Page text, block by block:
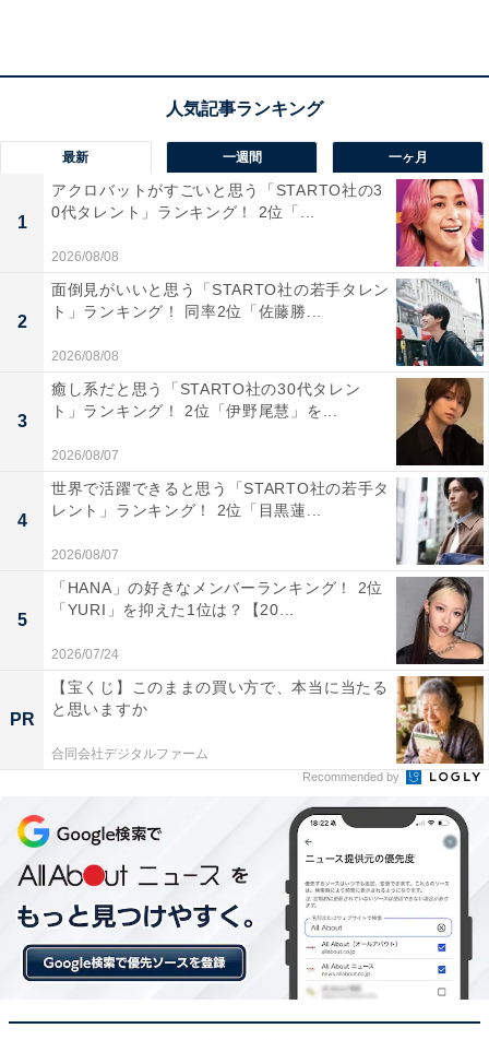
1位：赤目四十八滝／87票
三重県名張市にあるこの渓谷には、大小さまざまな滝が
連なり、その数は通称「四十八滝」と呼ばれています。
なかでも特に美しい五つの滝は「赤目五瀑」と称され、
不動滝・千手滝・布曳滝・荷担滝・琵琶滝がその代表で
す。赤目四十八滝は国の名勝にも指定されています。渓
谷沿いには遊歩道が整備されており、滝を巡りながら自
然を楽しめるハイキングコースとして親しまれていま
す。
回答者からは「滝が連続していて歩くだけで涼しく、観
光地ほど混まないので静かに自然を満喫できるから」
（30代女性／東京都）、「赤目四十八滝は、連続する大
小さまざまな滝と渓谷の美しさが際立つ三重県の代表的
な秘境で、長時間散策しても飽きない点が魅力で選びま
した。遊歩道を歩くごとに景色が変わり、深い山の中に
最新 一週間 一ヶ月
1
アクロバットがすごいと思う「STARTO社の3
0代タレント」ランキング！ 2位「...
2026/08/08
2
面倒見がいいと思う「STARTO社の若手タレン
ト」ランキング！ 同率2位「佐藤勝...
2026/08/08
3
癒し系だと思う「STARTO社の30代タレン
ト」ランキング！ 2位「伊野尾慧」を...
2026/08/07
4
世界で活躍できると思う「STARTO社の若手タ
レント」ランキング！ 2位「目黒蓮...
2026/08/07
5
「HANA」の好きなメンバーランキング！ 2位
「YURI」を抑えた1位は？【20...
2026/07/24
PR
【宝くじ】このままの買い方で、本当に当たる
と思いますか
合同会社デジタルファーム
Recommended by